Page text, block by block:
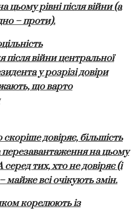
цьому рівні після війни (а
– проти).
війни центральної
у розрізі довіри
що варто
довіряє, більшість
перезавантаження на цьому
серед тих, хто не довіряє (і
майже всі очікують змін.
корелюють із